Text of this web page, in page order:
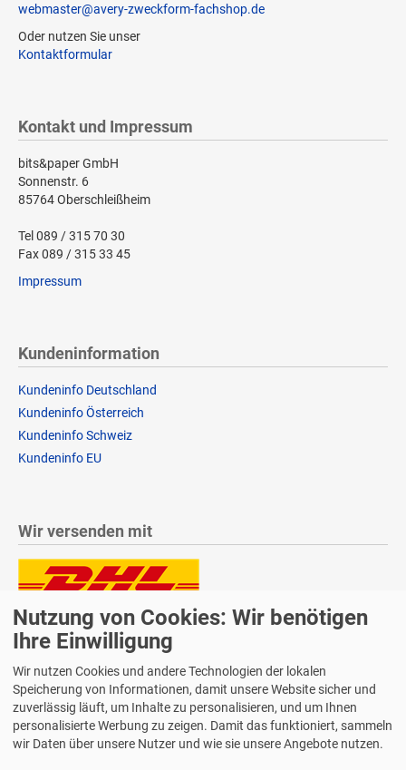
webmaster@avery-zweckform-fachshop.de
Oder nutzen Sie unser
Kontaktformular
Kontakt und Impressum
bits&paper GmbH
Sonnenstr. 6
85764 Oberschleißheim
Tel 089 / 315 70 30
Fax 089 / 315 33 45
Impressum
Kundeninformation
Kundeninfo Deutschland
Kundeninfo Österreich
Kundeninfo Schweiz
Kundeninfo EU
Wir versenden mit
Lieferung auch an Packstationen und Postfilialen
Samstagszustellung
Bequeme Zahlung über Paypal
Nutzung von Cookies: Wir benötigen
Ihre Einwilligung
Wir nutzen Cookies und andere Technologien der lokalen
Speicherung von Informationen, damit unsere Website sicher und
zuverlässig läuft, um Inhalte zu personalisieren, und um Ihnen
personalisierte Werbung zu zeigen. Damit das funktioniert, sammeln
wir Daten über unsere Nutzer und wie sie unsere Angebote nutzen.